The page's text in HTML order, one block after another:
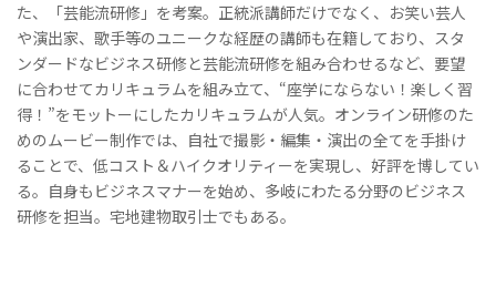
た、「芸能流研修」を考案。正統派講師だけでなく、お笑い芸人
や演出家、歌手等のユニークな経歴の講師も在籍しており、スタ
ンダードなビジネス研修と芸能流研修を組み合わせるなど、要望
に合わせてカリキュラムを組み立て、“座学にならない！楽しく習
得！”をモットーにしたカリキュラムが人気。オンライン研修のた
めのムービー制作では、自社で撮影・編集・演出の全てを手掛け
ることで、低コスト＆ハイクオリティーを実現し、好評を博してい
る。自身もビジネスマナーを始め、多岐にわたる分野のビジネス
研修を担当。宅地建物取引士でもある。